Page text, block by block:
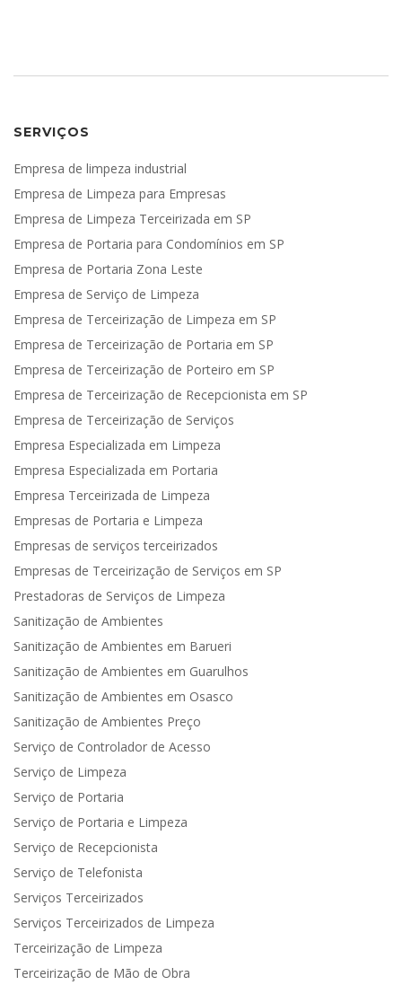
SERVIÇOS
Empresa de limpeza industrial
Empresa de Limpeza para Empresas
Empresa de Limpeza Terceirizada em SP
Empresa de Portaria para Condomínios em SP
Empresa de Portaria Zona Leste
Empresa de Serviço de Limpeza
Empresa de Terceirização de Limpeza em SP
Empresa de Terceirização de Portaria em SP
Empresa de Terceirização de Porteiro em SP
Empresa de Terceirização de Recepcionista em SP
Empresa de Terceirização de Serviços
Empresa Especializada em Limpeza
Empresa Especializada em Portaria
Empresa Terceirizada de Limpeza
Empresas de Portaria e Limpeza
Empresas de serviços terceirizados
Empresas de Terceirização de Serviços em SP
Prestadoras de Serviços de Limpeza
Sanitização de Ambientes
Sanitização de Ambientes em Barueri
Sanitização de Ambientes em Guarulhos
Sanitização de Ambientes em Osasco
Sanitização de Ambientes Preço
Serviço de Controlador de Acesso
Serviço de Limpeza
Serviço de Portaria
Serviço de Portaria e Limpeza
Serviço de Recepcionista
Serviço de Telefonista
Serviços Terceirizados
Serviços Terceirizados de Limpeza
Terceirização de Limpeza
Terceirização de Mão de Obra